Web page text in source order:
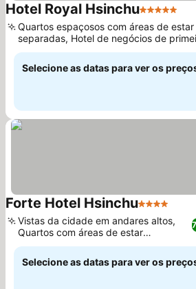
Hotel Royal Hsinchu5 Estrelas
Quartos espaçosos com áreas de estar
separadas, Hotel de negócios de
linha desde 1999
Selecione as datas para ver os
Forte Hotel Hsinchu4 Estrelas
Vistas da cidade em andares altos,
Quartos com áreas de estar
separadas
Selecione as datas para ver os